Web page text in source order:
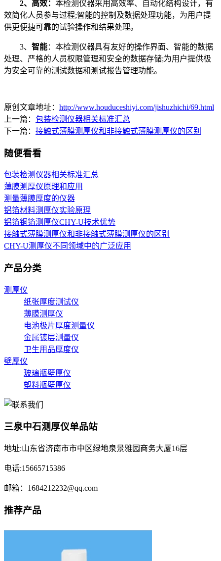
2、高效： 本检测仪器采用高效率、自动化结构设计，有
效简化人员参与过程;智能的控制及数据处理功能，为用户提
供更便捷可靠的试验操作和结果处理。
3、 智能：本检测仪器具有友好的操作界面、智能的数据
处理、严格的人员权限管理和安全的数据存储;为用户提供极
为安全可靠的测试数据和测试报告管理功能。
原创文章地址： http://www.houduceshiyi.com/jishuzhichi/69.html
上一篇： 包装检测仪器相关标准汇总
下一篇： 接触式薄膜测厚仪和非接触式薄膜测厚仪的区别
随便看看
包装检测仪器相关标准汇总
薄膜测厚仪原理和应用
测量薄膜厚度的仪器
铝箔材料测厚仪实验原理
铝箔铜箔测厚仪CHY-U技术优势
接触式薄膜测厚仪和非接触式薄膜测厚仪的区别
CHY-U测厚仪不同领域中的广泛应用
产品分类
测厚仪
纸张厚度测试仪
薄膜测厚仪
电池极片厚度测量仪
金属镀层测量仪
卫生用品厚度仪
壁厚仪
玻璃瓶壁厚仪
塑料瓶壁厚仪
三泉中石测厚仪单品站
地址:山东省济南市市中区绿地泉景雅园商务大厦16层
电话:15665715386
邮箱：1684212232@qq.com
推荐产品